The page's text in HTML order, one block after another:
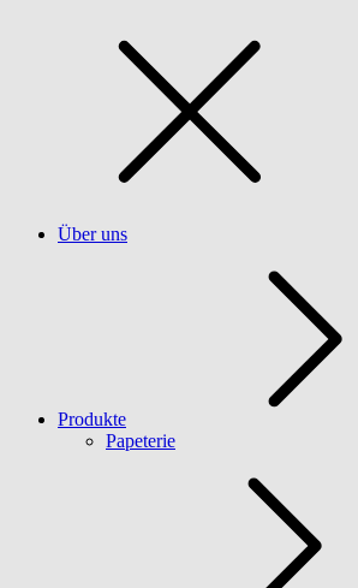
Über uns
Produkte
Papeterie